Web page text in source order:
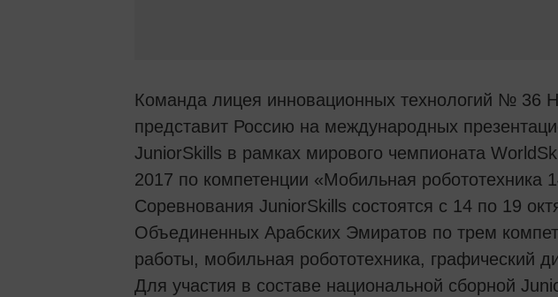
Команда лицея инновационных технологий № 36
представит Россию на международных
JuniorSkills в рамках мирового чемпионата
2017 по компетенции «Мобильная робототехника
Соревнования JuniorSkills состоятся с 14 по 19
Объединенных Арабских Эмиратов по трем
работы, мобильная робототехника, графический
Для участия в составе национальной сборной